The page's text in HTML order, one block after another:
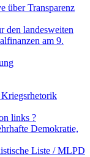
über Transparenz
den landesweiten
am 9.
Kriegsrhetorik
links ?
Demokratie,
Liste / MLPD